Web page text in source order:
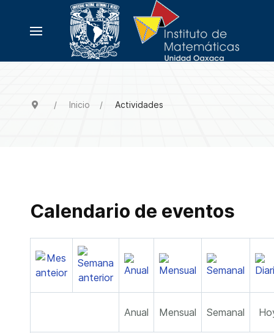
Inicio Actividades
Calendario de eventos
Anual Mensual Semanal